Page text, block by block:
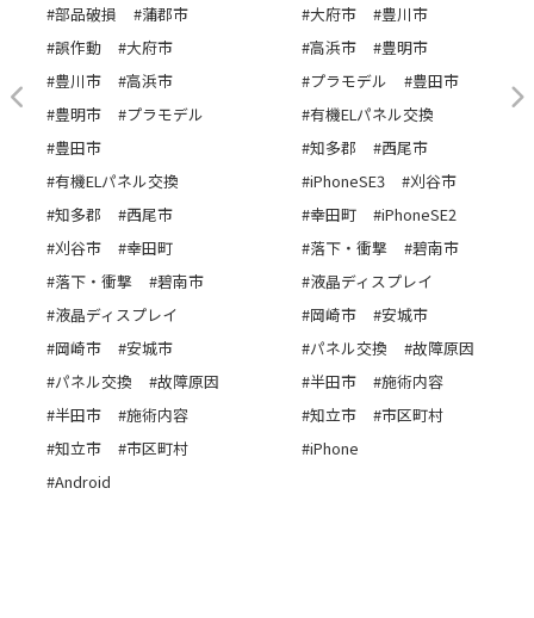
#部品破損
#蒲郡市
#誤作動
#大府市
#豊川市
#高浜市
#豊明市
#プラモデル
#豊田市
#有機ELパネル交換
#知多郡
#西尾市
#刈谷市
#幸田町
#落下・衝撃
#碧南市
#液晶ディスプレイ
#岡崎市
#安城市
#パネル交換
#故障原因
#半田市
#施術内容
#知立市
#市区町村
#Android
#大府市
#豊川市
#高浜市
#豊明市
#プラモデル
#豊田市
#有機ELパネル交換
#知多郡
#西尾市
#iPhoneSE3
#刈谷市
#幸田町
#iPhoneSE2
#落下・衝撃
#碧南市
#液晶ディスプレイ
#岡崎市
#安城市
#パネル交換
#故障原因
#半田市
#施術内容
#知立市
#市区町村
#iPhone